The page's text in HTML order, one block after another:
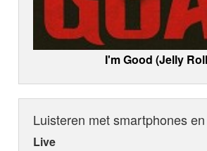
I'm Good (Jelly
Luisteren met smartphones
Live